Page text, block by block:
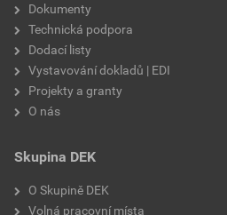
Dokumenty
Technická podpora
Dodací listy
Vystavování dokladů | EDI
Projekty a granty
O nás
Skupina DEK
O Skupině DEK
Volná pracovní místa